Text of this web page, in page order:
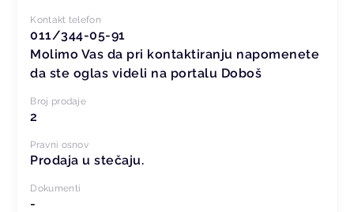
Kontakt telefon
011/344-05-91
Molimo Vas da pri kontaktiranju napomenete
da ste oglas videli na portalu Doboš
Broj prodaje
2
Pravni osnov
Prodaja u stečaju.
Dokumenti
-